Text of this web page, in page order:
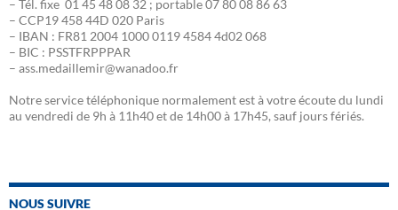
– Tél. fixe 01 45 48 08 32 ; portable 07 80 08 86 63
– CCP19 458 44D 020 Paris
– IBAN : FR81 2004 1000 0119 4584 4d02 068
– BIC : PSSTFRPPPAR
– ass.medaillemir@wanadoo.fr
Notre service téléphonique normalement est à votre écoute du lundi
au vendredi de 9h à 11h40 et de 14h00 à 17h45, sauf jours fériés.
NOUS SUIVRE